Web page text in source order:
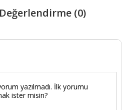
(0)
yazılmadı. İlk yorumu
ister misin?